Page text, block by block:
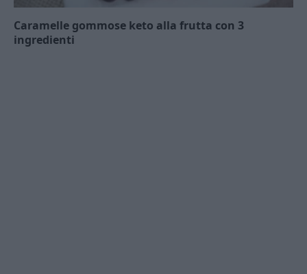
Caramelle gommose keto alla frutta con 3
ingredienti